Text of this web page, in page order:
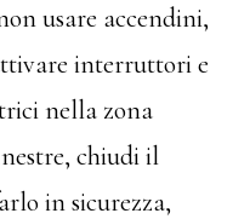
usare accendini,
interruttori e
nella zona
chiudi il
in sicurezza,